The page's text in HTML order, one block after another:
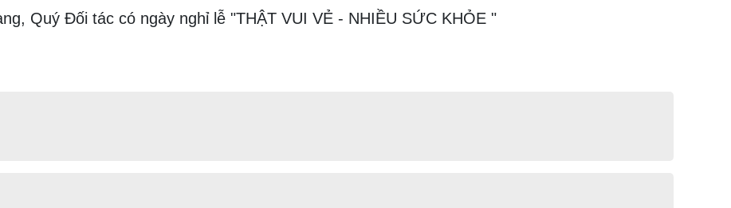
Quý Đối tác có ngày nghỉ lễ "THẬT VUI VẺ - NHIỀU SỨC KHỎE "